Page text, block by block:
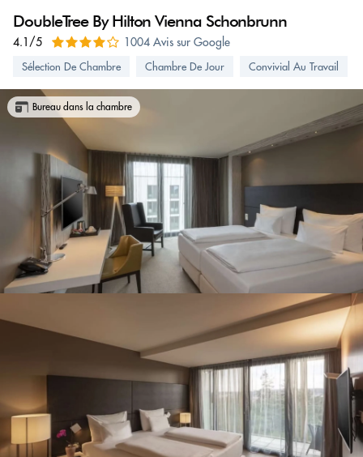
DoubleTree By Hilton Vienna Schonbrunn
4.1/5 1004 Avis sur Google
Sélection De Chambre Chambre De Jour Convivial Au Travail
Bureau dans la chambre